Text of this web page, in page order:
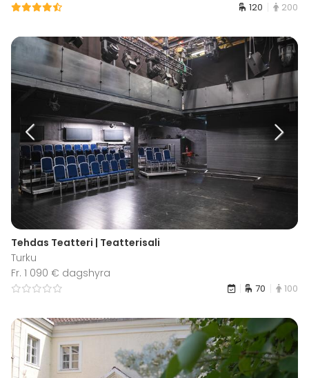
120 200
Tehdas Teatteri | Teatterisali
Turku
Fr. 1 090 € dagshyra
70 100